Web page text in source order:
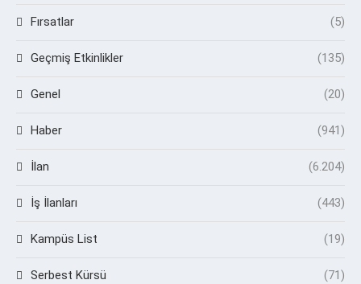
Fırsatlar (5)
Geçmiş Etkinlikler (135)
Genel (20)
Haber (941)
İlan (6.204)
İş İlanları (443)
Kampüs List (19)
Serbest Kürsü (71)